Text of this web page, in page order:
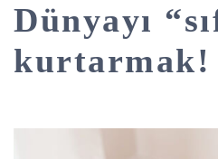
Dünyayı
kurtarmak!